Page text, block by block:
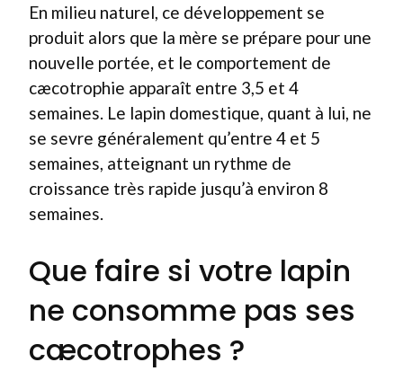
En milieu naturel, ce développement se
produit alors que la mère se prépare pour une
nouvelle portée, et le comportement de
cæcotrophie apparaît entre 3,5 et 4
semaines. Le lapin domestique, quant à lui, ne
se sevre généralement qu’entre 4 et 5
semaines, atteignant un rythme de
croissance très rapide jusqu’à environ 8
semaines.
Que faire si votre lapin
ne consomme pas ses
cæcotrophes ?